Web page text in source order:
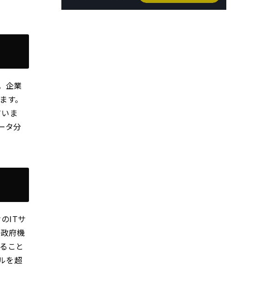
企業
。
ま
タ分
ITサ
府機
こと
を超